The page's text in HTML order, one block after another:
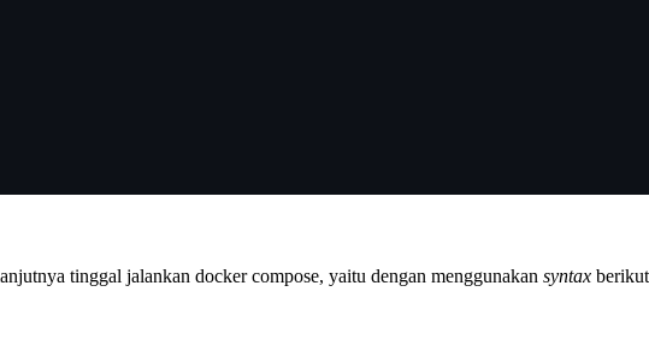
tinggal jalankan docker compose, yaitu dengan menggunakan syntax